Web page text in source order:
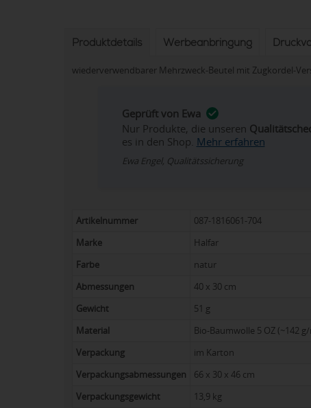
Produktdetails Werbeanbringung
wiederverwendbarer Mehrzweck-Beutel mit Zugkordel-
Geprüft von Ewa
Nur Produkte, die unseren
es in den Shop. Mehr erfahren
Ewa Engel, Qualitätssicherung
Artikelnummer
087-1816061-704
Marke
Halfar
Farbe
natur
Abmessungen
40 x 30 cm
Gewicht
51 g
Material
Bio-Baumwolle 5 OZ (~142 g/
Verpackung
im Karton
Verpackungsabmessungen
66 x 30 x 46 cm
Verpackungsgewicht
13,9 kg